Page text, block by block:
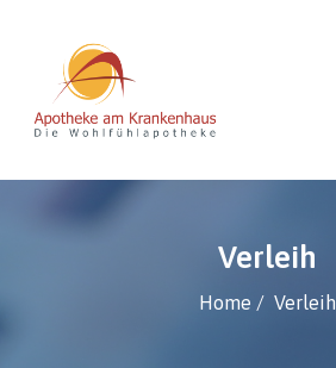
Verleih
Home Verleih